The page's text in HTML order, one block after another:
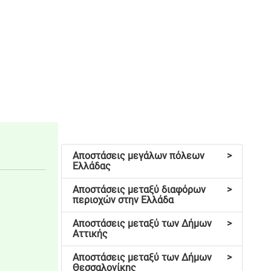
>
Αποστάσεις μεγάλων πόλεων
Ελλάδας
>
Αποστάσεις μεταξύ διαφόρων
περιοχών στην Ελλάδα
>
Αποστάσεις μεταξύ των Δήμων
Αττικής
>
Αποστάσεις μεταξύ των Δήμων
Θεσσαλονίκης